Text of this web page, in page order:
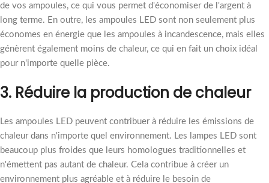
de vos ampoules, ce qui vous permet d'économiser de l'argent à
long terme. En outre, les ampoules LED sont non seulement plus
économes en énergie que les ampoules à incandescence, mais elles
génèrent également moins de chaleur, ce qui en fait un choix idéal
pour n'importe quelle pièce.
3. Réduire la production de chaleur
Les ampoules LED peuvent contribuer à réduire les émissions de
chaleur dans n'importe quel environnement. Les lampes LED sont
beaucoup plus froides que leurs homologues traditionnelles et
n'émettent pas autant de chaleur. Cela contribue à créer un
environnement plus agréable et à réduire le besoin de